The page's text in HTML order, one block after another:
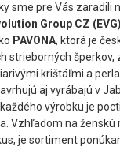
sme pre Vás zaradili
Group CZ (EVG)
PAVONA, ktorá je
strieborných šperkov,
krištáľmi a
aj vyrábajú v
výrobku je
Vzhľadom na
je sortiment